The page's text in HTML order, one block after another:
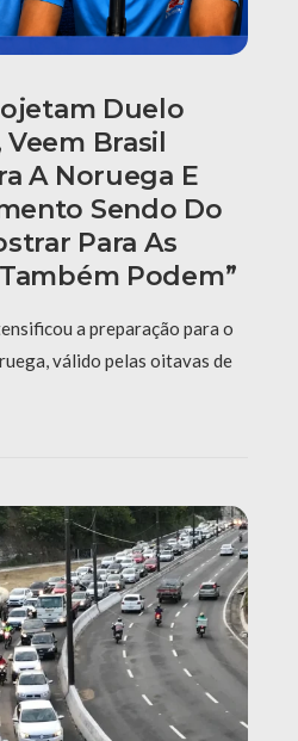
Duelo
Brasil
A Noruega E
Sendo Do
Para As
Podem”
a preparação para o
válido pelas oitavas de